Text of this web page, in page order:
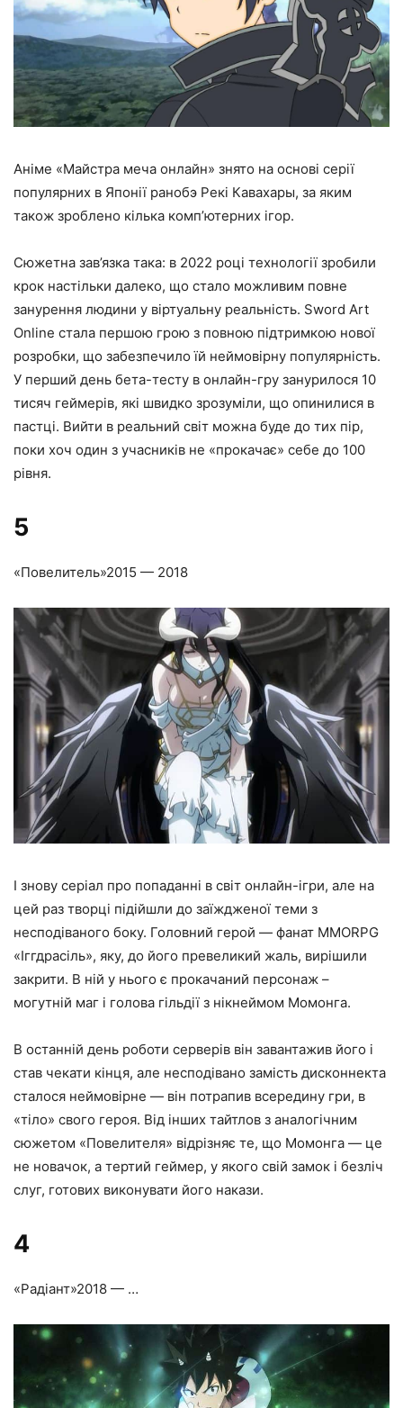
Аніме «Майстра меча онлайн» знято на основі серії
популярних в Японії ранобэ Рекі Кавахары, за яким
також зроблено кілька комп’ютерних ігор.
Сюжетна зав’язка така: в 2022 році технології зробили
крок настільки далеко, що стало можливим повне
занурення людини у віртуальну реальність. Sword Art
Online стала першою грою з повною підтримкою нової
розробки, що забезпечило їй неймовірну популярність.
У перший день бета-тесту в онлайн-гру занурилося 10
тисяч геймерів, які швидко зрозуміли, що опинилися в
пастці. Вийти в реальний світ можна буде до тих пір,
поки хоч один з учасників не «прокачає» себе до 100
рівня.
5
«Повелитель»2015 — 2018
І знову серіал про попаданні в світ онлайн-ігри, але на
цей раз творці підійшли до заїждженої теми з
несподіваного боку. Головний герой — фанат MMORPG
«Іггдрасіль», яку, до його превеликий жаль, вирішили
закрити. В ній у нього є прокачаний персонаж –
могутній маг і голова гільдії з нікнеймом Момонга.
В останній день роботи серверів він завантажив його і
став чекати кінця, але несподівано замість дисконнекта
сталося неймовірне — він потрапив всередину гри, в
«тіло» свого героя. Від інших тайтлов з аналогічним
сюжетом «Повелителя» відрізняє те, що Момонга — це
не новачок, а тертий геймер, у якого свій замок і безліч
слуг, готових виконувати його накази.
4
«Радіант»2018 — …